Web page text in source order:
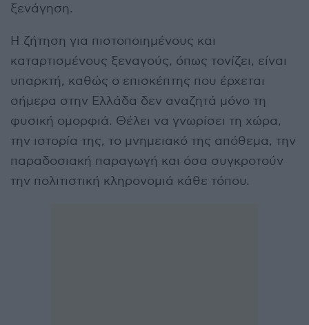
ξενάγηση.
Η ζήτηση για πιστοποιημένους και
καταρτισμένους ξεναγούς, όπως τονίζει, είναι
υπαρκτή, καθώς ο επισκέπτης που έρχεται
σήμερα στην Ελλάδα δεν αναζητά μόνο τη
φυσική ομορφιά. Θέλει να γνωρίσει τη χώρα,
την ιστορία της, το μνημειακό της απόθεμα, την
παραδοσιακή παραγωγή και όσα συγκροτούν
την πολιτιστική κληρονομιά κάθε τόπου.